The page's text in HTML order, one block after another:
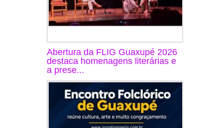
Abertura da FLIG Guaxupé 2026
destaca homenagens literárias e
a prese...